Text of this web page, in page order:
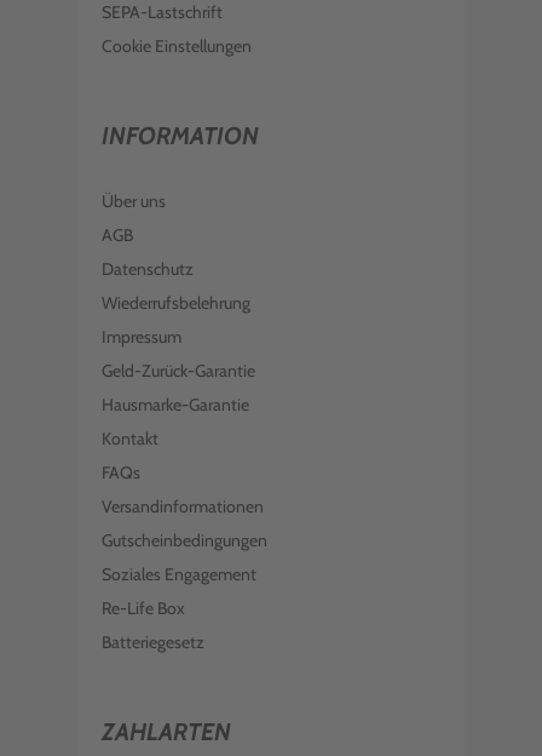
SEPA-Lastschrift
Cookie Einstellungen
INFORMATION
Über uns
AGB
Datenschutz
Wiederrufsbelehrung
Impressum
Geld-Zurück-Garantie
Hausmarke-Garantie
Kontakt
FAQs
Versandinformationen
Gutscheinbedingungen
Soziales Engagement
Re-Life Box
Batteriegesetz
ZAHLARTEN